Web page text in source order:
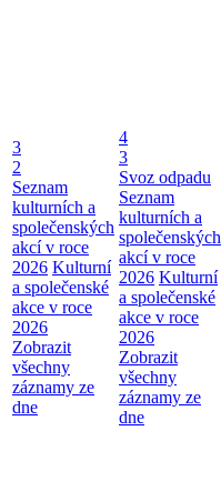
3
2
Seznam
kulturních a
společenských
akcí v roce
2026 Kulturní
a společenské
akce v roce
2026
Zobrazit
všechny
záznamy ze
dne
4
3
Svoz odpadu
Seznam
kulturních a
společenských
akcí v roce
2026 Kulturní
a společenské
akce v roce
2026
Zobrazit
všechny
záznamy ze
dne